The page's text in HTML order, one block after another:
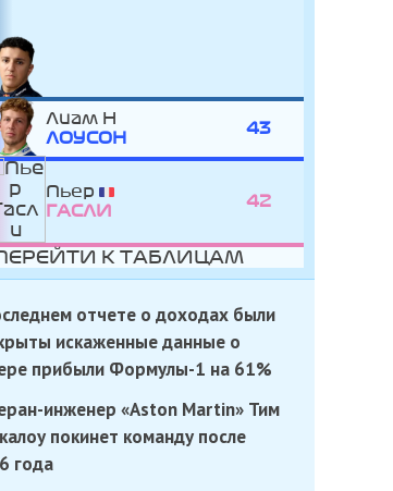
Лиам
ЛОУСОН
43
Пьер
ГАСЛИ
42
К ТАБЛИЦАМ
отчете о доходах были
искаженные данные о
прибыли Формулы-1 на 61%
инженер «Aston Martin» Тим
покинет команду после
года